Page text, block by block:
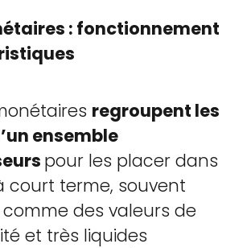
: fonctionnement
regroupent les
ensemble
pour les placer dans
court terme, souvent
des valeurs de
et très liquides